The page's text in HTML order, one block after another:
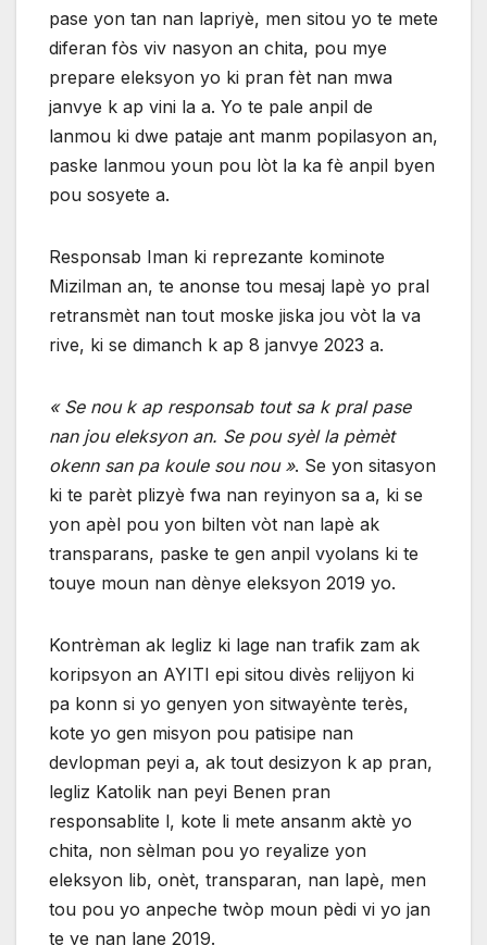
pase yon tan nan lapriyè, men sitou yo te mete
diferan fòs viv nasyon an chita, pou mye
prepare eleksyon yo ki pran fèt nan mwa
janvye k ap vini la a. Yo te pale anpil de
lanmou ki dwe pataje ant manm popilasyon an,
paske lanmou youn pou lòt la ka fè anpil byen
pou sosyete a.
Responsab Iman ki reprezante kominote
Mizilman an, te anonse tou mesaj lapè yo pral
retransmèt nan tout moske jiska jou vòt la va
rive, ki se dimanch k ap 8 janvye 2023 a.
« Se nou k ap responsab tout sa k pral pase
nan jou eleksyon an. Se pou syèl la pèmèt
okenn san pa koule sou nou ». Se yon sitasyon
ki te parèt plizyè fwa nan reyinyon sa a, ki se
yon apèl pou yon bilten vòt nan lapè ak
transparans, paske te gen anpil vyolans ki te
touye moun nan dènye eleksyon 2019 yo.
Kontrèman ak legliz ki lage nan trafik zam ak
koripsyon an AYITI epi sitou divès relijyon ki
pa konn si yo genyen yon sitwayènte terès,
kote yo gen misyon pou patisipe nan
devlopman peyi a, ak tout desizyon k ap pran,
legliz Katolik nan peyi Benen pran
responsablite l, kote li mete ansanm aktè yo
chita, non sèlman pou yo reyalize yon
eleksyon lib, onèt, transparan, nan lapè, men
tou pou yo anpeche twòp moun pèdi vi yo jan
te ye nan lane 2019.